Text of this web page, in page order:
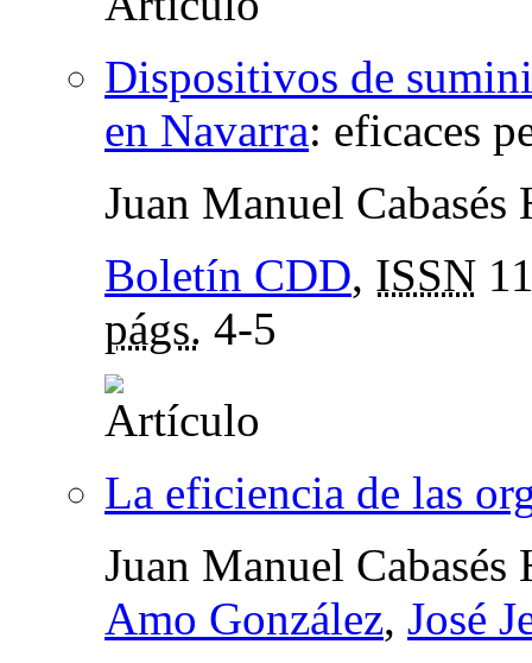
Dispositivos de
en Navarra: eficaces
Juan Manuel Cabasés
Boletín CDD, ISSN
págs. 4-5
La eficiencia de las
Juan Manuel
Amo González, José